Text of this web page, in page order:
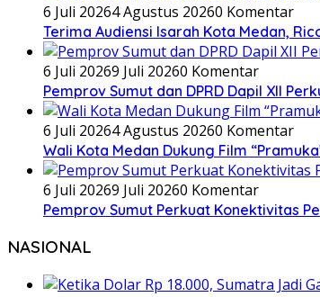
6 Juli 20264 Agustus 20260 Komentar
Terima Audiensi Isarah Kota Medan,
6 Juli 20269 Juli 20260 Komentar
Pemprov Sumut dan DPRD Dapil XII
6 Juli 20264 Agustus 20260 Komentar
Wali Kota Medan Dukung Film
6 Juli 20269 Juli 20260 Komentar
Pemprov Sumut Perkuat Konektivitas
NASIONAL